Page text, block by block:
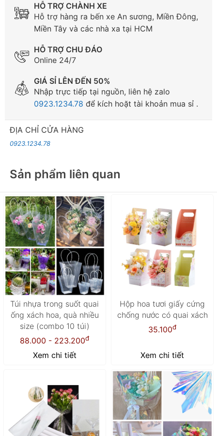
HỖ TRỢ CHÀNH XE
Hỗ trợ hàng ra bến xe An sương, Miền Đông,
Miền Tây và các nhà xa tại HCM
HỖ TRỢ CHU ĐÁO
Online 24/7
GIÁ SỈ LÊN ĐẾN 50%
Nhập trực tiếp tại nguồn, liên hệ zalo
0923.1234.78 để kích hoặt tài khoản mua sỉ .
ĐỊA CHỈ CỬA HÀNG
0923.1234.78
Sản phẩm liên quan
Túi nhựa trong suốt quai
ống xách hoa, quà nhiều
size (combo 10 túi)
88.000 - 223.200đ
Xem chi tiết
Hộp hoa tươi giấy cứng
chống nước có quai xách
35.100đ
Xem chi tiết